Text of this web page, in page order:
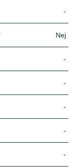
-
Nej
-
-
-
-
-